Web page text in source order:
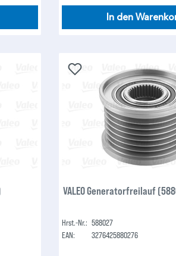
In den
VALEO Generatorfreilauf
Hrst.-Nr.: 588027
EAN:
3276425880276